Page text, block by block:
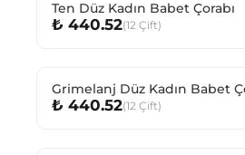
Ten Düz Kadın Babet Çorabı
₺ 440.52(12 Çift)
Grimelanj Düz Kadın Babet
₺ 440.52(12 Çift)